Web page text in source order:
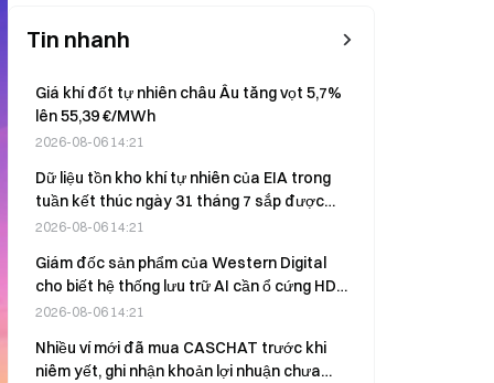
Tin nhanh
Giá khí đốt tự nhiên châu Âu tăng vọt 5,7%
lên 55,39 €/MWh
2026-08-06 14:21
Dữ liệu tồn kho khí tự nhiên của EIA trong
tuần kết thúc ngày 31 tháng 7 sắp được
công bố.
2026-08-06 14:21
Giám đốc sản phẩm của Western Digital
cho biết hệ thống lưu trữ AI cần ổ cứng HDD
để lưu trữ dữ liệu dài hạn vào ngày 6 tháng
2026-08-06 14:21
Nhiều ví mới đã mua CASCHAT trước khi
niêm yết, ghi nhận khoản lợi nhuận chưa